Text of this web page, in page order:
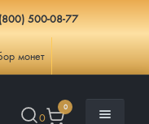
500-08-77
монет
0
0